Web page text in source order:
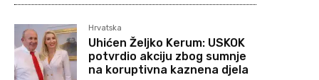
Hrvatska
Uhićen Željko Kerum: USKOK
potvrdio akciju zbog sumnje
na koruptivna kaznena djela